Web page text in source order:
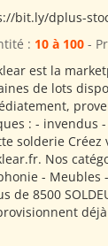
bit.ly/dplus-
: 10 à 100-
est la
de lots
: - invendus
solderie
Nos
- Meubles
de 8500